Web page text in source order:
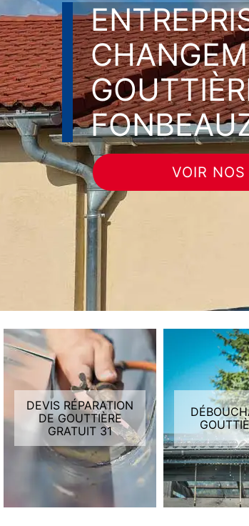
VOIR
DEVIS RÉPARATION
DE GOUTTIÈRE
GRATUIT 31